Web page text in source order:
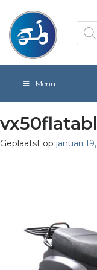
Menu
Geplaatst op januari